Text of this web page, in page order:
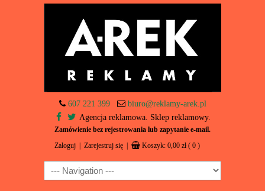
607 221 399
biuro@reklamy-arek.pl
Agencja reklamowa. Sklep reklamowy.
Zamówienie bez rejestrowania lub zapytanie e-mail.
Zaloguj Zarejestruj się Koszyk: 0,00 zł ( 0 )
Navigation